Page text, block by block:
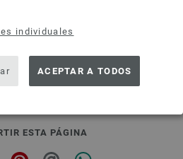
individuales
ACEPTAR A TODOS
ESTA PÁGINA